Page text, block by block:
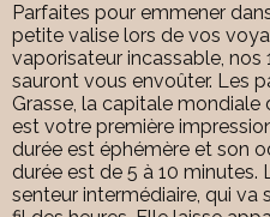
Parfaites pour emmener
petite valise lors de vos
vaporisateur incassable,
sauront vous envoûter. Les
Grasse, la capitale
est votre première
durée est éphémère et son
durée est de 5 à 10
senteur intermédiaire, qui